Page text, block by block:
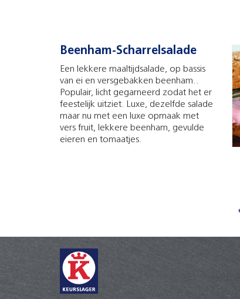
Beenham-Scharrelsalade
Een lekkere maaltijdsalade, op bassis
van ei en versgebakken beenham..
Populair, licht gegarneerd zodat het er
feestelijk uitziet. Luxe, dezelfde salade
maar nu met een luxe opmaak met
vers fruit, lekkere beenham, gevulde
eieren en tomaatjes.